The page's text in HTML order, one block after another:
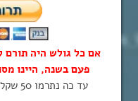
אם כל גולש היה
פעם בשנה, היינו
עד כה נתרמו 50 שקלים מתחילת 2026.